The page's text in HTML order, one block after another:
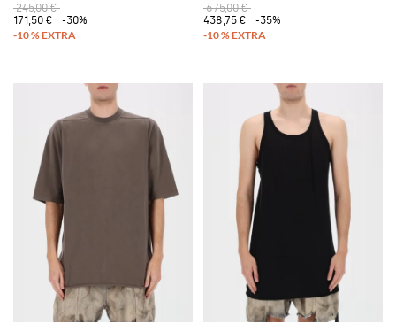
245,00 €
171,50 €
-30%
675,00 €
438,75 €
-35%